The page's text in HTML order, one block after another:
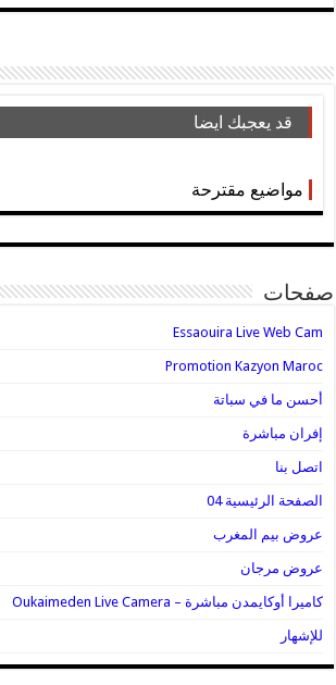
قد يعجبك ايضا
مواضيع مقترحة
صفحات
Essaouira Live Web Cam
Promotion Kazyon Maroc
أحسن ما في سباتة
إفران مباشرة
اتصل بنا
الصفحة الرئيسية 04
عروض بيم المغرب
عروض مرجان
كاميرا أوكايمدن مباشرة – Oukaimeden Live Camera
للإشهار